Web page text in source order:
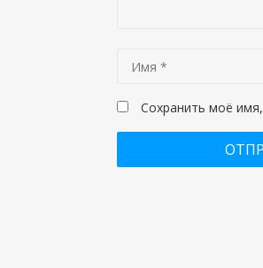
Сохранить моё